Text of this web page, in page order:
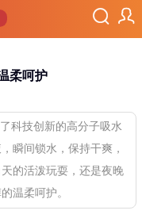
柔呵护
科技创新的高分子吸水
瞬间锁水，保持干爽，
的活泼玩耍，还是夜晚
温柔呵护。